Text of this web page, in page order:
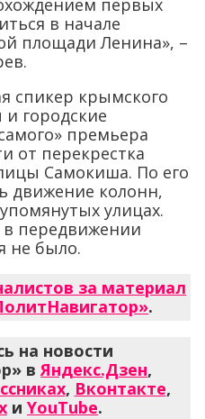
первых
в начале
площади Ленина», –
спикер крымского
городские
премьера
от перекрестка
Самокиша. По его
движение колонн,
улицах.
передвижении
не было.
за материал
.
на новости
вЯндекс.Дзен,
, Вконтакте,
и YouTube.